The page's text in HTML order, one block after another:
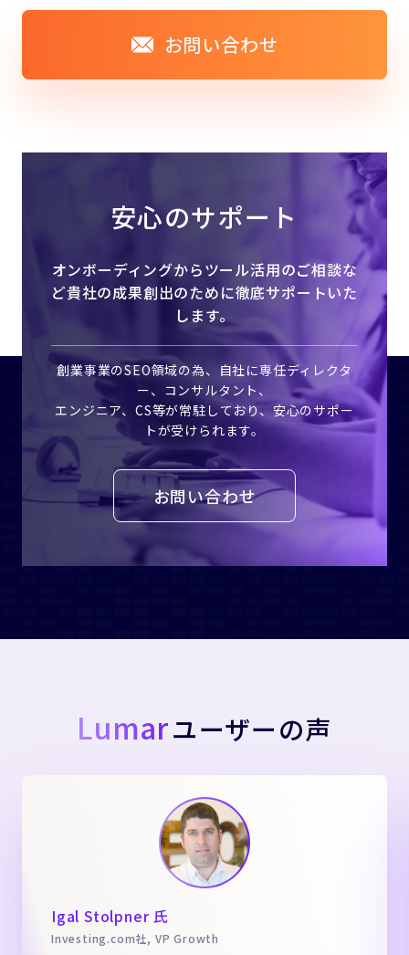
お問い合わせ
安心のサポート
オンボーディングからツール活用のご相談な
ど貴社の成果創出のために徹底サポートいた
します。
創業事業のSEO領域の為、自社に専任ディレクタ
ー、コンサルタント、
エンジニア、CS等が常駐しており、安心のサポー
トが受けられます。
お問い合わせ
Lumarユーザーの声
Igal Stolpner 氏
Investing.com社, VP Growth